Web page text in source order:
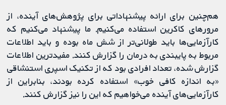
هم‌چنین برای ارائه پیشنهاداتی برای پژوهش‌های آینده، از
مرورهای کاکرین استفاده می‌کنیم. ما پیشنهاد می‌کنیم که
کارآزمایی‌ها باید طولانی‌تر از شش ماه بوده و باید اطلاعات
مربوط به پایبندی به درمان را گزارش کنند. مفیدترین اطلاعات
گزارش شده، تعداد افرادی بود که از تکنیک اسپری استنشاقی
«به اندازه کافی خوب» استفاده کرده بودند، بنابراین از
کارآزمایی‌های آینده می‌خواهیم که این را نیز گزارش کنند.